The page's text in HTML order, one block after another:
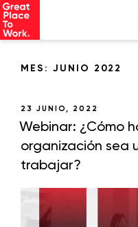
MES: JUNIO 2022
23 JUNIO, 2022
Webinar: ¿Cómo
organización sea
trabajar?